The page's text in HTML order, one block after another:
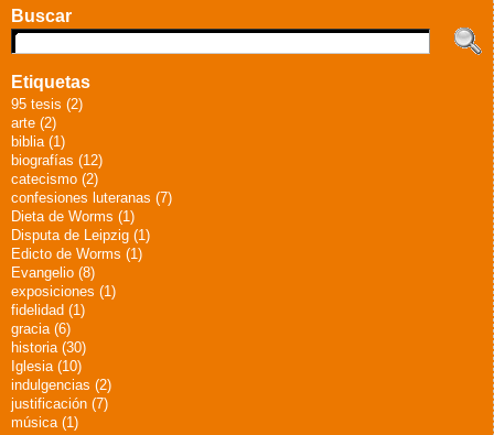
Buscar
Etiquetas
95 tesis (2)
arte (2)
biblia (1)
biografías (12)
catecismo (2)
confesiones luteranas (7)
Dieta de Worms (1)
Disputa de Leipzig (1)
Edicto de Worms (1)
Evangelio (8)
exposiciones (1)
fidelidad (1)
gracia (6)
historia (30)
Iglesia (10)
indulgencias (2)
justificación (7)
música (1)